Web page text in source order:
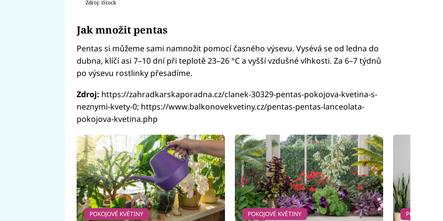
Zdroj: iStock
Jak množit pentas
Pentas si můžeme sami namnožit pomocí časného výsevu. Vysévá se od ledna do
dubna, klíčí asi 7–10 dní při teplotě 23–26 °C a vyšší vzdušné vlhkosti. Za 6–7 týdnů
po výsevu rostlinky přesadíme.
Zdroj: https://zahradkarskaporadna.cz/clanek-30329-pentas-pokojova-kvetina-s-
neznymi-kvety-0; https://www.balkonovekvetiny.cz/pentas-pentas-lanceolata-
pokojova-kvetina.php
POKOJOVÉ KVĚTINY POKOJOVÉ KVĚTINY POKOJOVÉ